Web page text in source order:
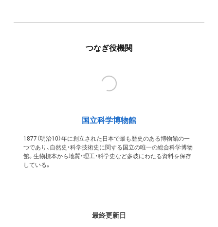
つなぎ役機関
国立科学博物館
1877（明治10）年に創立された日本で最も歴史のある博物館の一
つであり、自然史・科学技術史に関する国立の唯一の総合科学博物
館。生物標本から地質・理工・科学史など多岐にわたる資料を保存
している。
最終更新日